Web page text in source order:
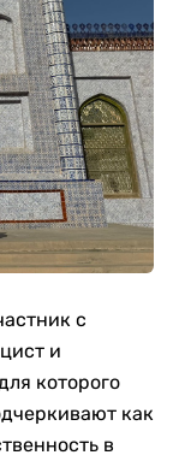
с
и
которого
как
в